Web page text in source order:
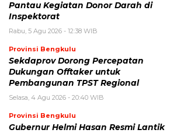
Pantau Kegiatan Donor Darah di
Inspektorat
Rabu, 5 Agu 2026 - 12:38 WIB
Provinsi Bengkulu
Sekdaprov Dorong Percepatan
Dukungan Offtaker untuk
Pembangunan TPST Regional
Selasa, 4 Agu 2026 - 20:40 WIB
Provinsi Bengkulu
Gubernur Helmi Hasan Resmi Lantik